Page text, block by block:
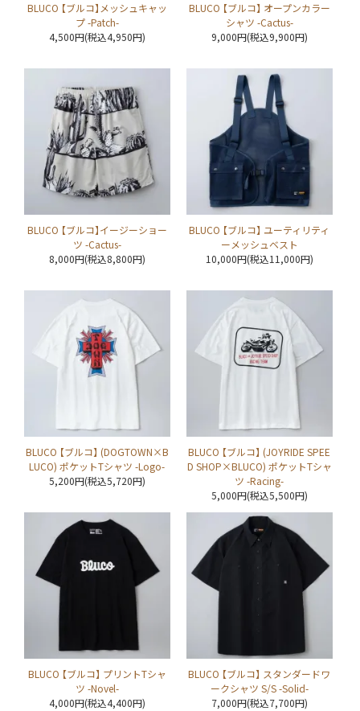
BLUCO 【ブルコ】メッシュキャッ
プ -Patch-
4,500円(税込4,950円)
BLUCO 【ブルコ】 オープンカラー
シャツ -Cactus-
9,000円(税込9,900円)
BLUCO 【ブルコ】イージーショー
ツ -Cactus-
8,000円(税込8,800円)
BLUCO 【ブルコ】 ユーティリティ
ーメッシュベスト
10,000円(税込11,000円)
BLUCO 【ブルコ】 (DOGTOWN×B
LUCO) ポケットTシャツ -Logo-
5,200円(税込5,720円)
BLUCO 【ブルコ】 (JOYRIDE SPEE
D SHOP×BLUCO) ポケットTシャ
ツ -Racing-
5,000円(税込5,500円)
BLUCO 【ブルコ】 プリントTシャ
ツ -Novel-
4,000円(税込4,400円)
BLUCO 【ブルコ】 スタンダードワ
ークシャツ S/S -Solid-
7,000円(税込7,700円)